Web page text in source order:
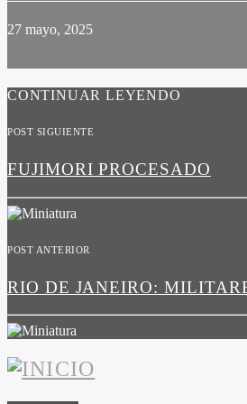
27 mayo, 2025
CONTINUAR LEYENDO
POST SIGUIENTE
FUJIMORI PROCESADO
POST ANTERIOR
RIO DE JANEIRO: